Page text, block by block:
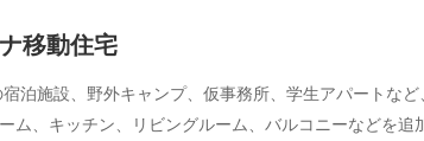
移動住宅
泊施設、野外キャンプ、仮事務所、学生アパートなど
ム、キッチン、リビングルーム、バルコニーなどを追